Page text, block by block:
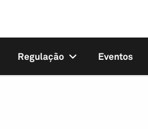
Regulação Eventos